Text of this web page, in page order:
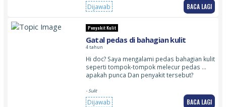
Dijawab BACA LAGI
Penyakit Kulit
Gatal pedas di bahagian kulit
4 tahun
Hi doc? Saya mengalami pedas bahagian kulit
seperti tompok-tompok melecur pedas …
apakah punca Dan penyakit tersebut?
- Sulit
Dijawab BACA LAGI